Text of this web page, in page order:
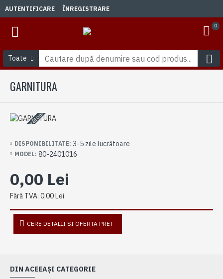
AUTENTIFICARE ÎNREGISTRARE
0
Toate
GARNITURA
3-5 zile lucrătoare
DISPONIBILITATE: 3-5 zile lucrătoare
MODEL: 80-2401016
0,00 Lei
Fără TVA: 0,00 Lei
CERE DETALII SI OFERTA PRET
DIN ACEEAȘI CATEGORIE